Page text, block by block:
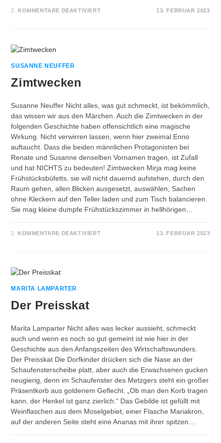
KOMMENTARE DEAKTIVIERTFÜR
13. FEBRUAR 2023
SUSANNE NEUFFER
Zimtwecken
Susanne Neuffer Nicht alles, was gut schmeckt, ist bekömmlich,
das wissen wir aus den Märchen. Auch die Zimtwecken in der
folgenden Geschichte haben offensichtlich eine magische
Wirkung. Nicht verwirren lassen, wenn hier zweimal Enno
auftaucht. Dass die beiden männlichen Protagonisten bei
Renate und Susanne denselben Vornamen tragen, ist Zufall
und hat NICHTS zu bedeuten! Zimtwecken Mirja mag keine
Frühstücksbüfetts, sie will nicht dauernd aufstehen, durch den
Raum gehen, allen Blicken ausgesetzt, auswählen, Sachen
ohne Kleckern auf den Teller laden und zum Tisch balancieren.
Sie mag kleine dumpfe Frühstückszimmer in hellhörigen…
KOMMENTARE DEAKTIVIERTFÜR
13. FEBRUAR 2023
MARITA LAMPARTER
Der Preisskat
Marita Lamparter Nicht alles was lecker aussieht, schmeckt
auch und wenn es noch so gut gemeint ist wie hier in der
Geschichte aus den Anfangszeiten des Wirtschaftswunders.
Der Preisskat Die Dorfkinder drücken sich die Nase an der
Schaufensterscheibe platt, aber auch die Erwachsenen gucken
neugierig, denn im Schaufenster des Metzgers steht ein großer
Präsentkorb aus goldenem Geflecht. „Ob man den Korb tragen
kann, der Henkel ist ganz zierlich.“ Das Gebilde ist gefüllt mit
Weinflaschen aus dem Moselgebiet, einer Flasche Mariakron,
auf der anderen Seite steht eine Ananas mit ihrer spitzen…